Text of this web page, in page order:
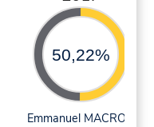
50,22%
Emmanuel MACRON